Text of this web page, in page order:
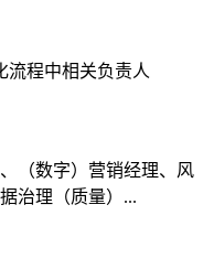
流程中相关负责人
（数字）营销经理、风
治理（质量）...